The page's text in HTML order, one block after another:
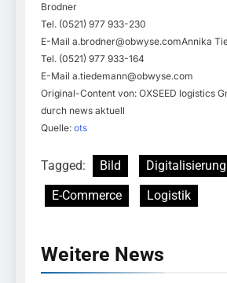
Brodner
Tel. (0521) 977 933-230
E-Mail a.brodner@obwyse.comAnnika
Tel. (0521) 977 933-164
E-Mail a.tiedemann@obwyse.com
Original-Content von: OXSEED logistics
durch news aktuell
Quelle: ots
Tagged: Bild
Digitalisierung
E-Commerce
Logistik
Weitere News